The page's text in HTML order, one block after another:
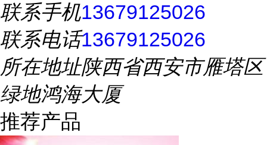
联系手机13679125026
联系电话13679125026
所在地址陕西省西安市雁塔区
绿地鸿海大厦
推荐产品